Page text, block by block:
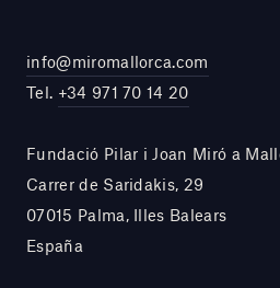
info@miromallorca.com
Tel. +34 971 70 14 20
Fundació Pilar i Joan Miró a
Carrer de Saridakis, 29
07015 Palma, Illes Balears
España